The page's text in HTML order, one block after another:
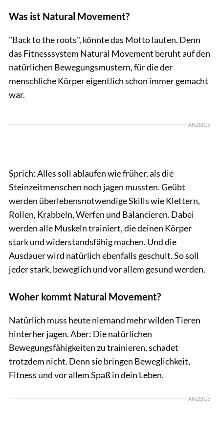
Was ist Natural Movement?
"Back to the roots", könnte das Motto lauten. Denn
das Fitnesssystem Natural Movement beruht auf den
natürlichen Bewegungsmustern, für die der
menschliche Körper eigentlich schon immer gemacht
war.
ANZEIGE
Sprich: Alles soll ablaufen wie früher, als die
Steinzeitmenschen noch jagen mussten. Geübt
werden überlebensnotwendige Skills wie Klettern,
Rollen, Krabbeln, Werfen und Balancieren. Dabei
werden alle Muskeln trainiert, die deinen Körper
stark und widerstandsfähig machen. Und die
Ausdauer wird natürlich ebenfalls geschult. So soll
jeder stark, beweglich und vor allem gesund werden.
Woher kommt Natural Movement?
Natürlich muss heute niemand mehr wilden Tieren
hinterher jagen. Aber: Die natürlichen
Bewegungsfähigkeiten zu trainieren, schadet
trotzdem nicht. Denn sie bringen Beweglichkeit,
Fitness und vor allem Spaß in dein Leben.
ANZEIGE